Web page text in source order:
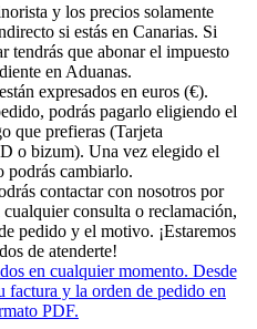
y los precios solamente
si estás en Canarias. Si
tendrás que abonar el impuesto
en Aduanas.
expresados en euros (€).
podrás pagarlo eligiendo el
que prefieras (Tarjeta
o bizum). Una vez elegido el
podrás cambiarlo.
contactar con nosotros por
consulta o reclamación,
pedido y el motivo. ¡Estaremos
de atenderte!
en cualquier momento. Desde
factura y la orden de pedido en
PDF.